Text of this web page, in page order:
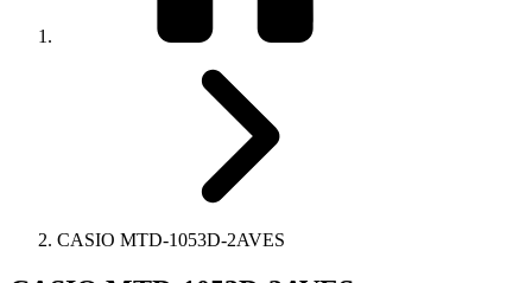
CASIO MTD-1053D-2AVES